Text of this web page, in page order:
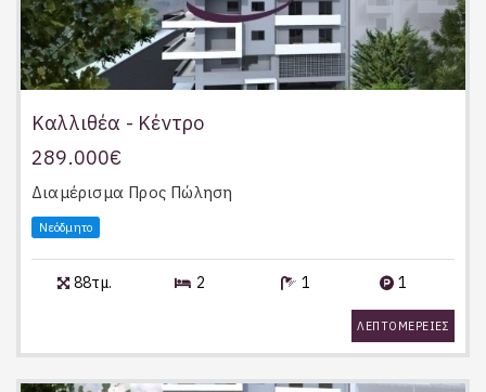
Καλλιθέα - Κέντρο
289.000€
Διαμέρισμα Προς Πώληση
Νεόδμητο
88τμ. 2 1 1
ΛΕΠΤΟΜΕΡΕΙΕΣ